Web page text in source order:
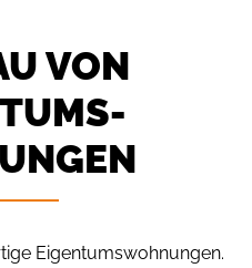
VON
Eigentumswohnungen.